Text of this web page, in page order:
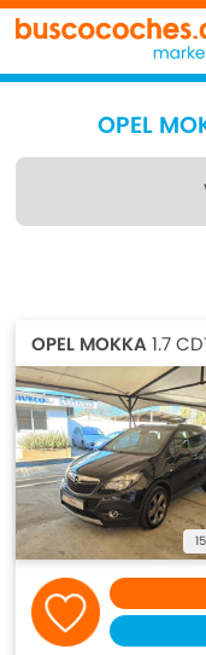
OPEL
OPEL MOKKA1.7